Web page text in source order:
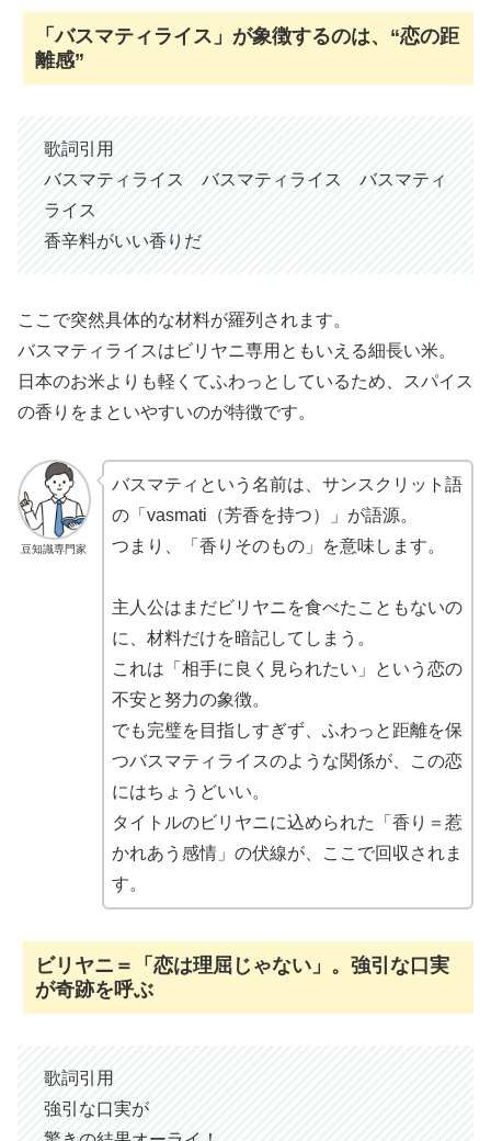
「バスマティライス」が象徴するのは、“恋の距
離感”
歌詞引用
バスマティライス バスマティライス バスマティ
ライス
香辛料がいい香りだ
ここで突然具体的な材料が羅列されます。
バスマティライスはビリヤニ専用ともいえる細長い米。
日本のお米よりも軽くてふわっとしているため、スパイス
の香りをまといやすいのが特徴です。
豆知識専門家
バスマティという名前は、サンスクリット語
の「vasmati（芳香を持つ）」が語源。
つまり、「香りそのもの」を意味します。
主人公はまだビリヤニを食べたこともないの
に、材料だけを暗記してしまう。
これは「相手に良く見られたい」という恋の
不安と努力の象徴。
でも完璧を目指しすぎず、ふわっと距離を保
つバスマティライスのような関係が、この恋
にはちょうどいい。
タイトルのビリヤニに込められた「香り＝惹
かれあう感情」の伏線が、ここで回収されま
す。
ビリヤニ＝「恋は理屈じゃない」。強引な口実
が奇跡を呼ぶ
歌詞引用
強引な口実が